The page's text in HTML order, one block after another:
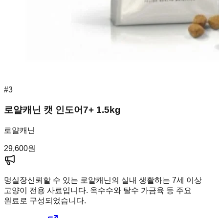
#3
로얄캐닌 캣 인도어7+ 1.5kg
로얄캐닌
29,600원
멍실장신뢰할 수 있는 로얄캐닌의 실내 생활하는 7세 이상
고양이 전용 사료입니다. 옥수수와 탈수 가금육 등 주요
원료로 구성되었습니다.